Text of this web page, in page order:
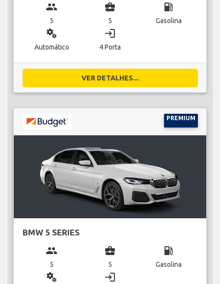
group
5
business_center
5
local_gas_station
Gasolina
miscellaneous_services
Automático
login
4 Porta
VER DETALHES...
PREMIUM
BMW 5 SERIES
group
5
business_center
5
local_gas_station
Gasolina
miscellaneous_services login